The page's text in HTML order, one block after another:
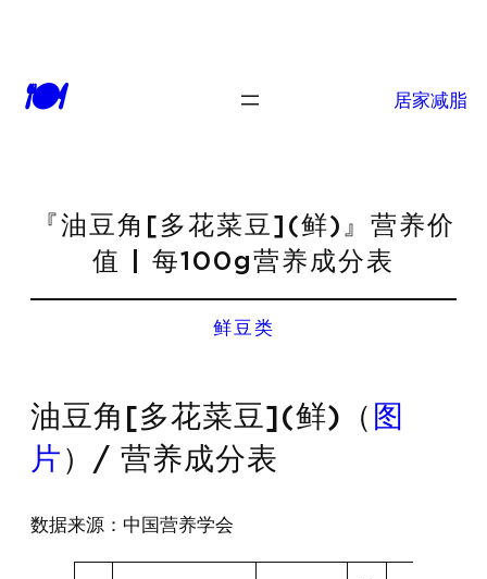
🍽 居家减脂
『油豆角[多花菜豆](鲜)』营养价
值 | 每100g营养成分表
鲜豆类
油豆角[多花菜豆](鲜)（ 图
片 ）/ 营养成分表
数据来源：中国营养学会